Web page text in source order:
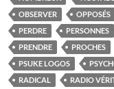
OBSERVER
OPPOSÉS
PERDRE
PERSONNES
PRENDRE
PROCHES
PSUKE LOGOS
RADICAL
RADIO